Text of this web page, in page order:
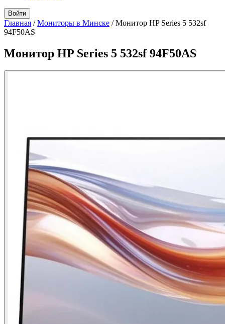
Войти
Главная / Мониторы в Минске / Монитор HP Series 5 532sf
94F50AS
Монитор HP Series 5 532sf 94F50AS